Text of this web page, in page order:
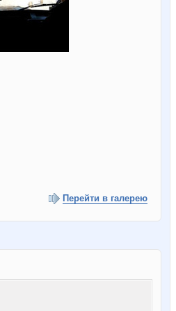
Перейти в галерею